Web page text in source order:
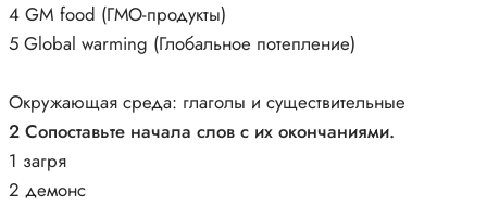
4 GM food (ГМО-продукты)
5 Global warming (Глобальное потепление)
Окружающая среда: глаголы и существительные
2 Сопоставьте начала слов с их окончаниями.
1 загря
2 демонс